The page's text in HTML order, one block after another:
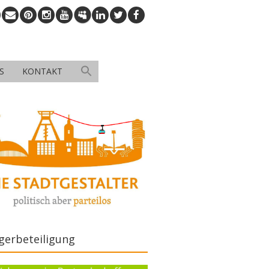
KONTAKT